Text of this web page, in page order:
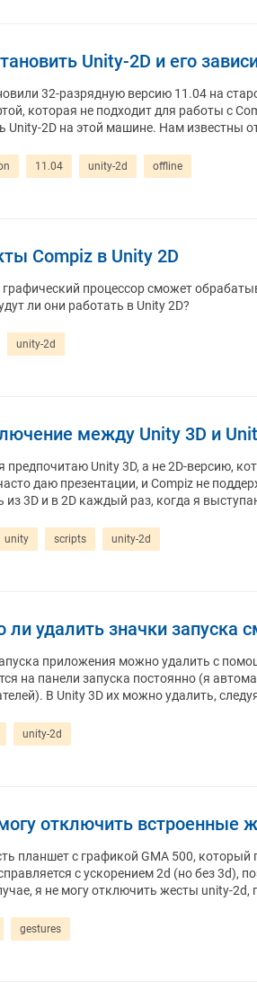
Unity-2D и его
32-разрядную версию 11.04 на
которая не подходит для работы с
Unity-2D на этой машине. Нам известны
11.04 unity-2d offline
Compiz в Unity 2D
процессор сможет
ли они работать в Unity 2D?
unity-2d
между Unity 3D и
предпочитаю Unity 3D, а не 2D-версию,
даю презентации, и Compiz не
из 3D и в 2D каждый раз, когда я
unity scripts unity-2d
удалить значки запуска
приложения можно удалить с
на панели запуска постоянно (я
В Unity 3D их можно удалить,
unity-2d
отключить встроенные
планшет с графикой GMA 500,
с ускорением 2d (но без 3d),
я не могу отключить жесты unity-2d,
gestures